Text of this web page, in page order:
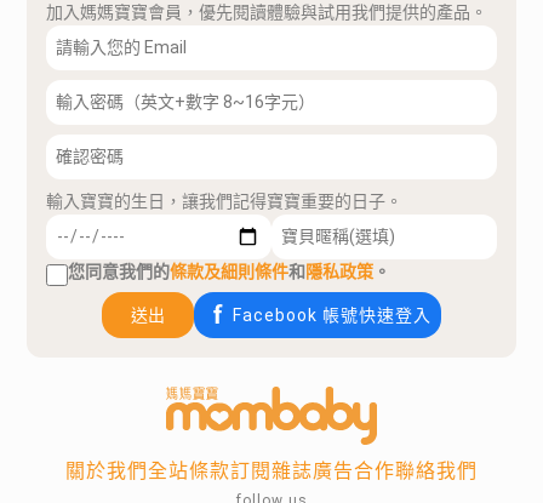
加入媽媽寶寶會員，優先閱讀體驗與試用我們提供的產品。
輸入寶寶的生日，讓我們記得寶寶重要的日子。
您同意我們的條款及細則條件和隱私政策 。
送出 Facebook 帳號快速登入
關於我們全站條款訂閱雜誌廣告合作聯絡我們